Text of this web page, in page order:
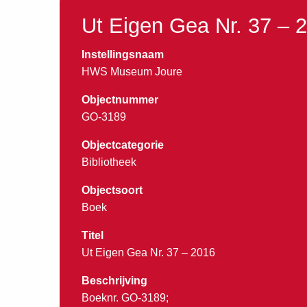
Ut Eigen Gea Nr. 37 –
Instellingsnaam
HWS Museum Joure
Objectnummer
GO-3189
Objectcategorie
Bibliotheek
Objectsoort
Boek
Titel
Ut Eigen Gea Nr. 37 – 2016
Beschrijving
Boeknr. GO-3189;